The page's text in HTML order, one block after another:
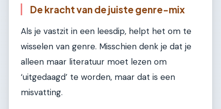
De kracht van de juiste genre-mix
Als je vastzit in een leesdip, helpt het om te
wisselen van genre. Misschien denk je dat je
alleen maar literatuur moet lezen om
‘uitgedaagd’ te worden, maar dat is een
misvatting.